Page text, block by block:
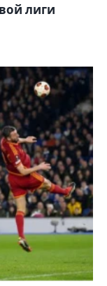
лиги